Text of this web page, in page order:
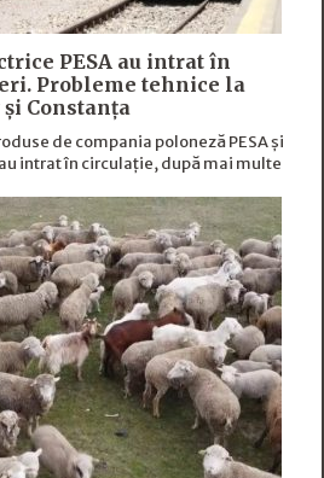
PESA au intrat în
Probleme tehnice la
Constanța
de compania poloneză PESA și
intrat în circulație, după mai multe